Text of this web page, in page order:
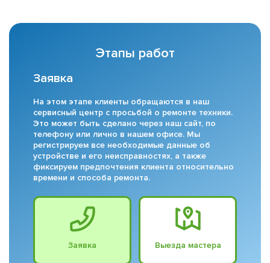
Этапы работ
Заявка
На этом этапе клиенты обращаются в наш
сервисный центр с просьбой о ремонте техники.
Это может быть сделано через наш сайт, по
телефону или лично в нашем офисе. Мы
регистрируем все необходимые данные об
устройстве и его неисправностях, а также
фиксируем предпочтения клиента относительно
времени и способа ремонта.
Заявка Выезда мастера